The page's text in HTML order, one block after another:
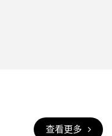
查看更多